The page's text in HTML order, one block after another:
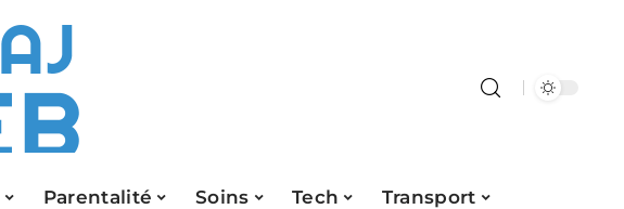
Parentalité Soins Tech Transport